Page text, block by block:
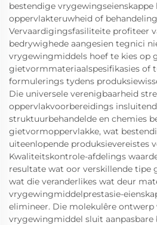
bestendige vrygewingseienskappe
oppervlakteruwheid of
Vervaardigingsfasiliteite profiteer
bedrywighede aangesien tegnici
vrygewingmiddels hoef te kies op
gietvormmateriaalspesifikasies of
formulerings tydens
Die universele verenigbaarheid
oppervlakvoorbereidings
struktuurbehandelde en chemies
gietvormoppervlakke, wat
uiteenlopende produksievereistes
Kwaliteitskontrole-afdelings
resultate wat oor verskillende tipe
wat die veranderlikes wat deur
vrygewingmiddelprestasie-
elimineer. Die molekulêre ontwerp
vrygewingmiddel sluit